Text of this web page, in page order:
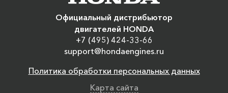
Официальный дистрибьютор
двигателей HONDA
+7 (495) 424-33-66
support@hondaengines.ru
Политика обработки персональных данных
Карта сайта